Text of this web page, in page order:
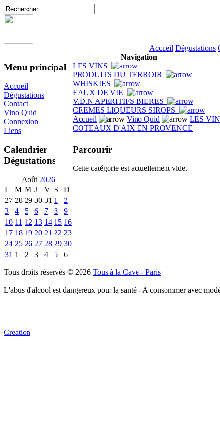
Accueil Dégustations
Menu principal
Accueil
Dégustations
Contact
Vino Quid
Connexion
Liens
Calendrier
Dégustations
Août 2026
L
M M J V S
D
27 28 29 30 31 1
2
3
4 5 6 7 8
9
10 11 12 13 14 15 16
17 18 19 20 21 22 23
24 25 26 27 28 29 30
31 1 2 3 4 5 6
Navigation
LES VINS
PRODUITS DU TERROIR
WHISKIES
EAUX DE VIE
V.D.N APERITIFS BIERES
CREMES LIQUEURS SIROPS
Accueil
Vino Quid
LES
COTEAUX D'AIX EN PROVENCE
Parcourir
Cette catégorie est actuellement vide.
Tous droits réservés © 2026 Tous à la Cave - Paris
L'abus d'alcool est dangereux pour la santé - A consommer avec
Creation